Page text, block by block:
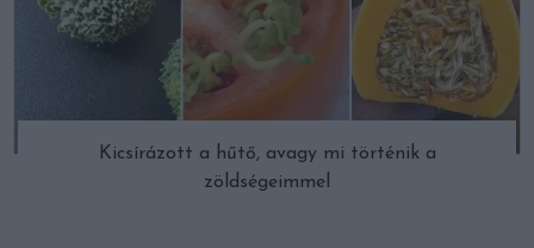
Kicsírázott a hűtő, avagy mi történik a
zöldségeimmel